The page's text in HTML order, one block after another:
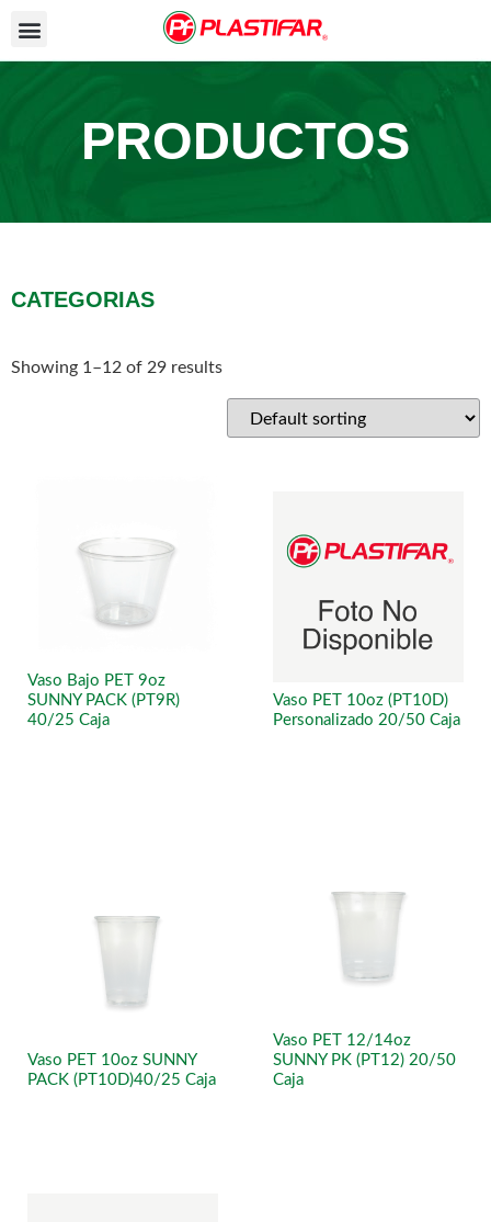
PRODUCTOS
CATEGORIAS
Showing 1–12 of 29 results
Vaso Bajo PET 9oz
SUNNY PACK (PT9R)
40/25 Caja
Vaso PET 10oz (PT10D)
Personalizado 20/50 Caja
Vaso PET 10oz SUNNY
PACK (PT10D)40/25 Caja
Vaso PET 12/14oz
SUNNY PK (PT12) 20/50
Caja